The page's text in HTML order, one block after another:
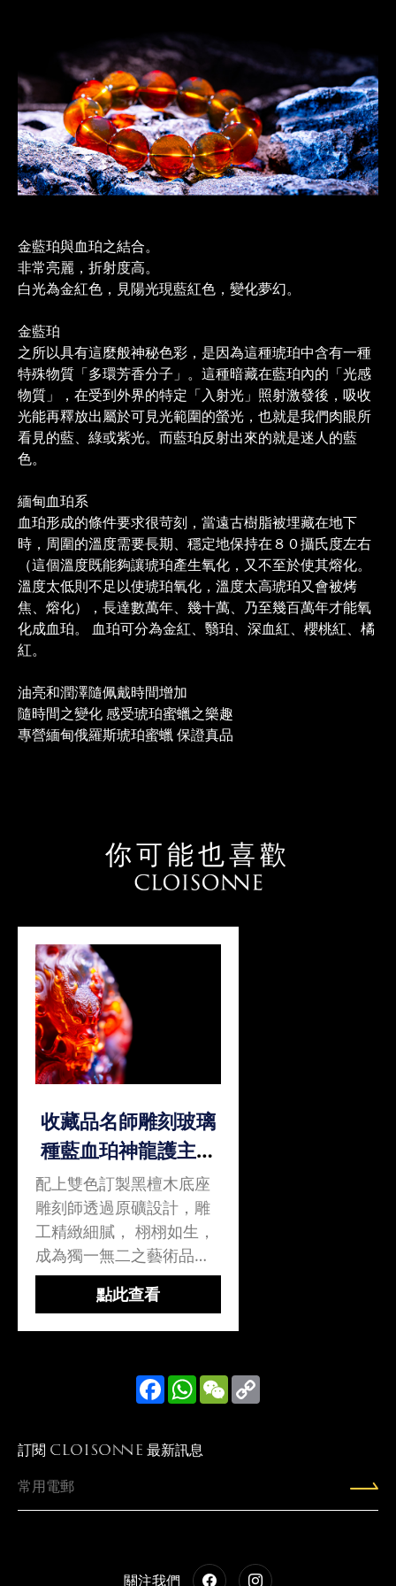
金藍珀與血珀之結合。
非常亮麗，折射度高。
白光為金紅色，見陽光現藍紅色 ，變化夢幻。
金藍珀
之所以具有這麼般神秘色彩，是因為這種琥珀中含有一種
特殊物質「多環芳香分子」。這種暗藏在藍珀內的「光感
物質」，在受到外界的特定「入射光」照射激發後，吸收
光能再釋放出屬於可見光範圍的螢光，也就是我們肉眼所
看見的藍、綠或紫光。而藍珀反射出來的就是迷人的藍
色。
緬甸血珀系
血珀形成的條件要求很苛刻，當遠古樹脂被埋藏在地下
時，周圍的溫度需要長期、穩定地保持在８０攝氏度左右
（這個溫度既能夠讓琥珀產生氧化，又不至於使其熔化。
溫度太低則不足以使琥珀氧化，溫度太高琥珀又會被烤
焦、熔化），長達數萬年、幾十萬、乃至幾百萬年才能氧
化成血珀。 血珀可分為金紅、翳珀、深血紅、櫻桃紅、橘
紅。
油亮和潤澤隨佩戴時間增加
隨時間之變化 感受琥珀蜜蠟之樂趣
專營緬甸俄羅斯琥珀蜜蠟 保證真品
你可能也喜歡
收藏品名師雕刻玻璃
種藍血珀神龍護主吊
墜/擺件
配上雙色訂製黑檀木底座
雕刻師透過原礦設計，雕
工精緻細膩， 栩栩如生，
成為獨一無二之藝術品。
自然光現紅色，陽光現藍
膜，白光現綠膜，變化夢
幻。血珀系血珀形成的條
脂被埋藏在地下時，..
點此查看
FacebookWhatsApp
WeChat
訂閱 CLOISONNE 最新訊息
關注我們